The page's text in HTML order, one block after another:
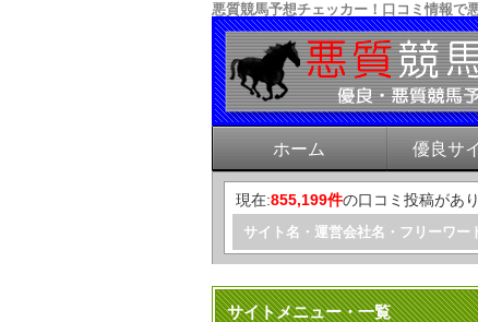
悪質競馬予想チェッカー！口コミ情報で
ホーム 優良サ
現在:855,199件の口コミ投稿があ
サイト名・運営会社名・フリーワー
サイトメニュー・一覧